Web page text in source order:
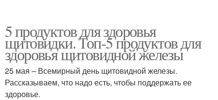
5 продуктов для здоровья
щитовидки. Топ-5 продуктов для
здоровья щитовидной железы
25 мая – Всемирный день щитовидной железы.
Рассказываем, что надо есть, чтобы поддержать ее
здоровье.